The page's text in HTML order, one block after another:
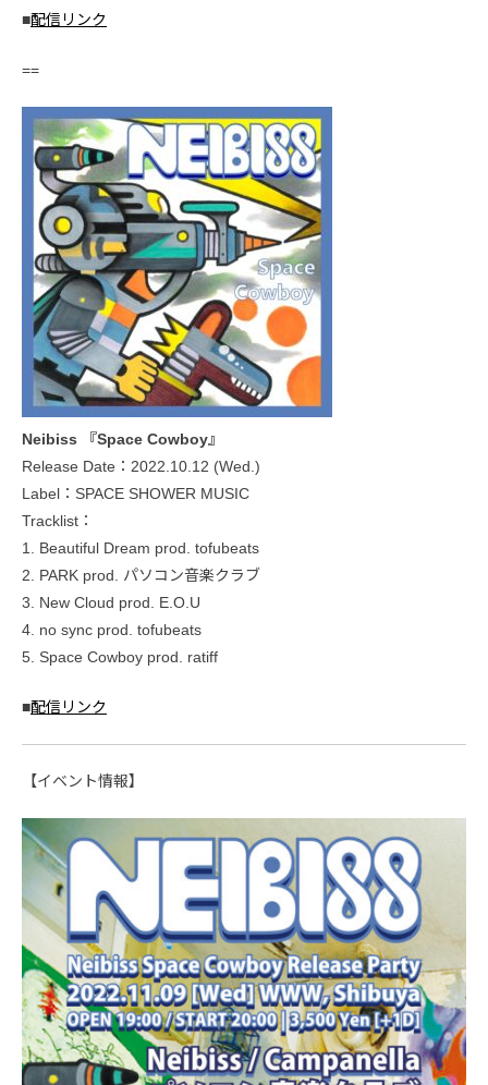
■配信リンク
==
Neibiss 『Space Cowboy』
Release Date：2022.10.12 (Wed.)
Label：SPACE SHOWER MUSIC
Tracklist：
1. Beautiful Dream prod. tofubeats
2. PARK prod. パソコン音楽クラブ
3. New Cloud prod. E.O.U
4. no sync prod. tofubeats
5. Space Cowboy prod. ratiff
■配信リンク
【イベント情報】